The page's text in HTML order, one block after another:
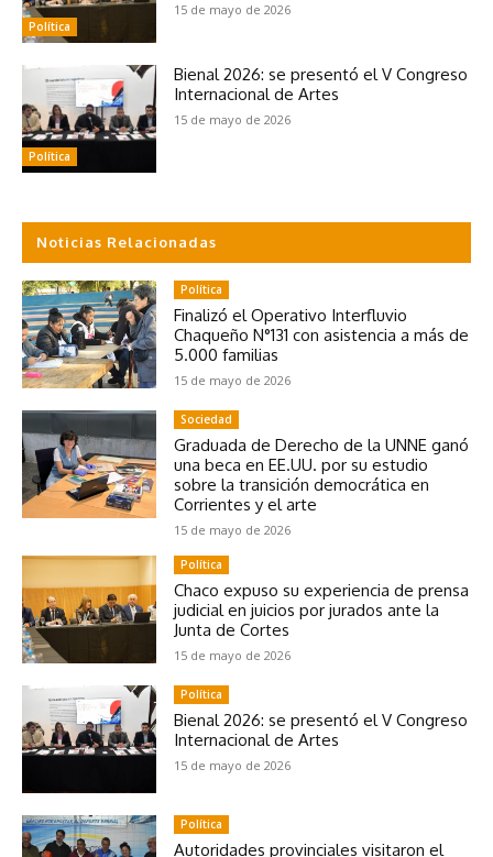
Política
15 de mayo de 2026
Política
Bienal 2026: se presentó el V Congreso
Internacional de Artes
15 de mayo de 2026
Noticias Relacionadas
Política
Finalizó el Operativo Interfluvio
Chaqueño N°131 con asistencia a más de
5.000 familias
15 de mayo de 2026
Sociedad
Graduada de Derecho de la UNNE ganó
una beca en EE.UU. por su estudio
sobre la transición democrática en
Corrientes y el arte
15 de mayo de 2026
Política
Chaco expuso su experiencia de prensa
judicial en juicios por jurados ante la
Junta de Cortes
15 de mayo de 2026
Política
Bienal 2026: se presentó el V Congreso
Internacional de Artes
15 de mayo de 2026
Política
Autoridades provinciales visitaron el